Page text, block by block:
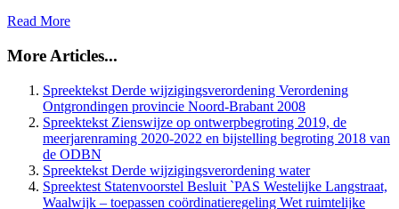
Read More
More Articles...
Spreektekst Derde wijzigingsverordening Verordening
Ontgrondingen provincie Noord-Brabant 2008
Spreektekst Zienswijze op ontwerpbegroting 2019, de
meerjarenraming 2020-2022 en bijstelling begroting 2018 van
de ODBN
Spreektekst Derde wijzigingsverordening water
Spreektest Statenvoorstel Besluit `PAS Westelijke Langstraat,
Waalwijk – toepassen coördinatieregeling Wet ruimtelijke